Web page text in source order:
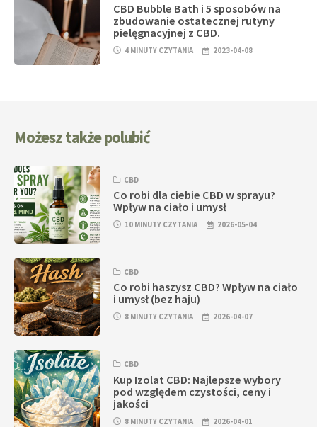
CBD Bubble Bath i 5 sposobów na
zbudowanie ostatecznej rutyny
pielęgnacyjnej z CBD.
4 MINUTY CZYTANIA 2023-04-08
Możesz także polubić
CBD
Co robi dla ciebie CBD w sprayu?
Wpływ na ciało i umysł
10 MINUTY CZYTANIA 2026-05-04
CBD
Co robi haszysz CBD? Wpływ na ciało
i umysł (bez haju)
8 MINUTY CZYTANIA 2026-04-07
CBD
Kup Izolat CBD: Najlepsze wybory
pod względem czystości, ceny i
jakości
8 MINUTY CZYTANIA 2026-04-01